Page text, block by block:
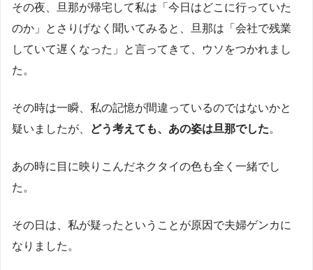
その夜、旦那が帰宅して私は「今日はどこに行っていた
のか」とさりげなく聞いてみると、旦那は「会社で残業
していて遅くなった」と言ってきて、ウソをつかれまし
た。
その時は一瞬、私の記憶が間違っているのではないかと
疑いましたが、
どう考えても、あの姿は旦那でした。
あの時に目に映りこんだネクタイの色も全く一緒でし
た。
その日は、私が疑ったということが原因で夫婦ゲンカに
なりました。